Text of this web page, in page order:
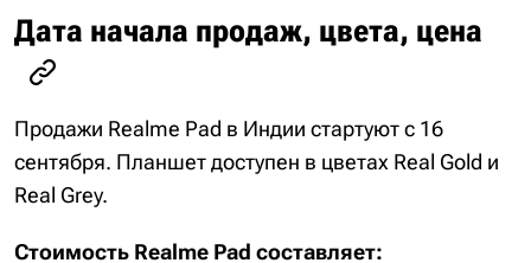
Дата начала продаж, цвета, цена
Продажи Realme Pad в Индии стартуют с 16
сентября. Планшет доступен в цветах Real Gold и
Real Grey.
Стоимость Realme Pad составляет: